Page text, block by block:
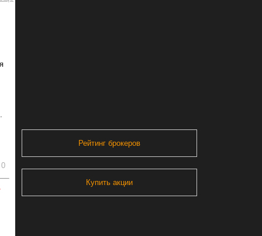
0
Рейтинг брокеров
Купить акции